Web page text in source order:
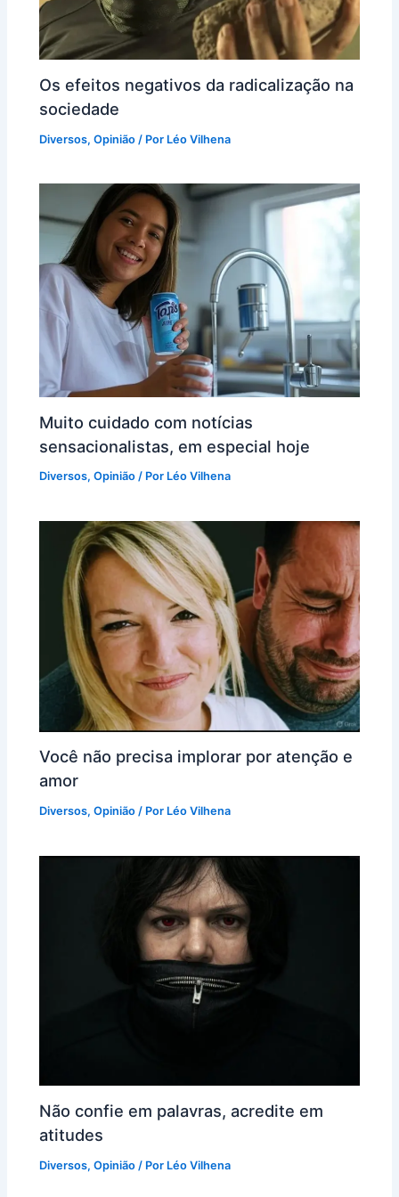
Os efeitos negativos da radicalização na
sociedade
Diversos,Opinião / Por Léo Vilhena
Muito cuidado com notícias
sensacionalistas, em especial hoje
Diversos,Opinião / Por Léo Vilhena
Você não precisa implorar por atenção e
amor
Diversos,Opinião / Por Léo Vilhena
Não confie em palavras, acredite em
atitudes
Diversos,Opinião / Por Léo Vilhena